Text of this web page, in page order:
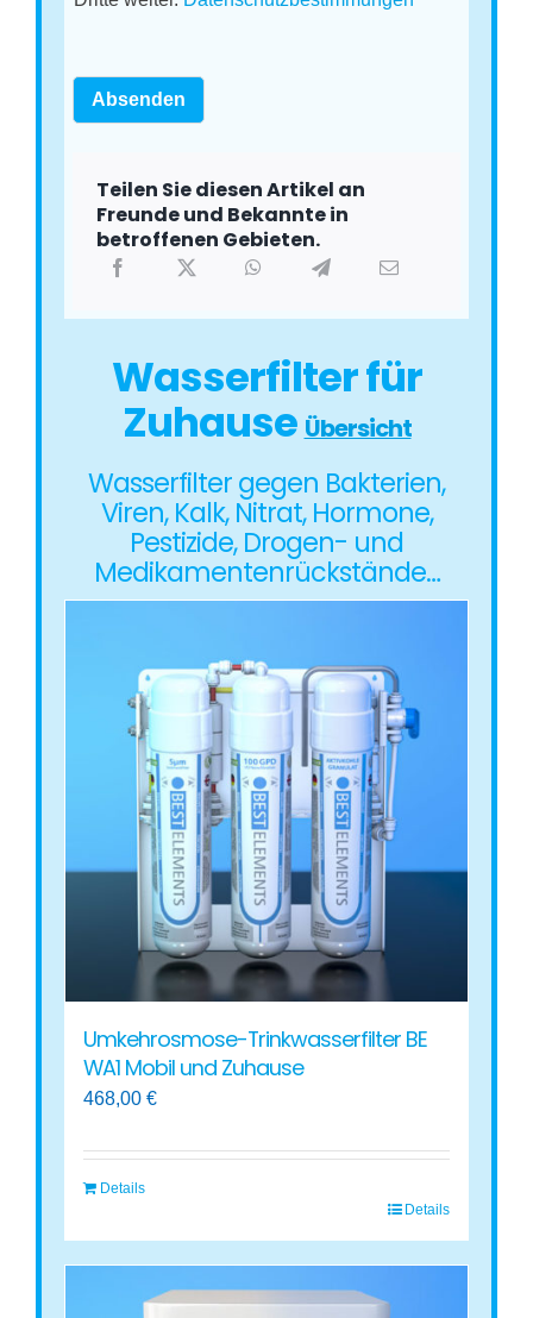
Absenden
Teilen Sie diesen Artikel an
Freunde und Bekannte in
betroffenen Gebieten.
Wasserfilter für
ZuhauseÜbersicht
Wasserfilter gegen Bakterien,
Viren, Kalk, Nitrat, Hormone,
Pestizide, Drogen- und
Medikamentenrückstände…
Umkehrosmose-Trinkwasserfilter BE
WA1 Mobil und Zuhause
468,00€
Details
Details